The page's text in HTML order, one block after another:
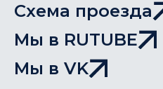
Схема проезда
Мы в RUTUBE
Мы в VK